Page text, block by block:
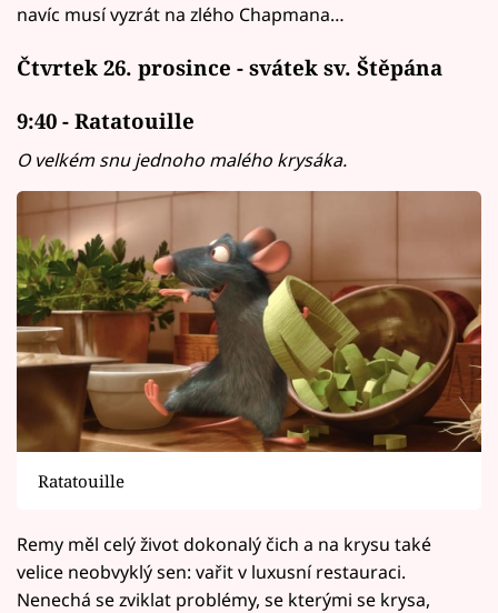
navíc musí vyzrát na zlého Chapmana…
Čtvrtek 26. prosince - svátek sv. Štěpána
9:40 - Ratatouille
O velkém snu jednoho malého krysáka.
Ratatouille
Remy měl celý život dokonalý čich a na krysu také
velice neobvyklý sen: vařit v luxusní restauraci.
Nenechá se zviklat problémy, se kterými se krysa,